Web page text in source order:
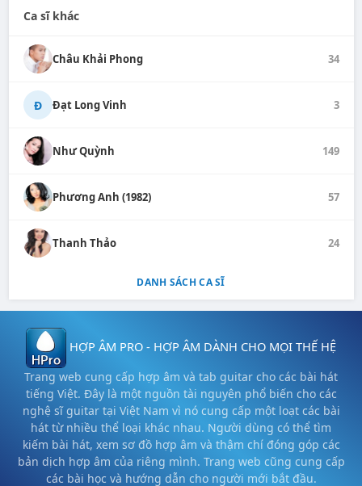
Ca sĩ khác
Châu Khải Phong 34
Đ Đạt Long Vinh 3
Như Quỳnh 149
Phương Anh (1982) 57
Thanh Thảo 24
DANH SÁCH CA SĨ
HỢP ÂM PRO - HỢP ÂM DÀNH CHO MỌI THẾ HỆ
Trang web cung cấp hợp âm và tab guitar cho các bài hát
tiếng Việt. Đây là một nguồn tài nguyên phổ biến cho các
nghệ sĩ guitar tại Việt Nam vì nó cung cấp một loạt các bài
hát từ nhiều thể loại khác nhau. Người dùng có thể tìm
kiếm bài hát, xem sơ đồ hợp âm và thậm chí đóng góp các
bản dịch hợp âm của riêng mình. Trang web cũng cung cấp
các bài học và hướng dẫn cho người mới bắt đầu.